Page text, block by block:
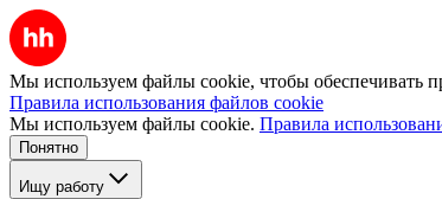
Мы используем файлы cookie, чтобы обеспечивать
Правила использования файлов cookie
Мы используем файлы cookie. Правила
Понятно
Ищу работу